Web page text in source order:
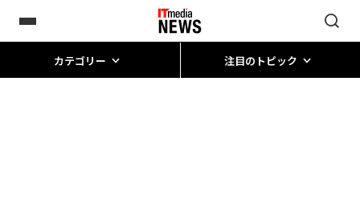
カテゴリー 注目のトピック